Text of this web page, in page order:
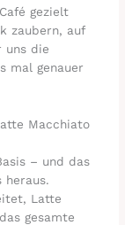
gezielt
zaubern, auf
uns die
mal genauer
Macchiato
– und das
heraus.
Latte
gesamte